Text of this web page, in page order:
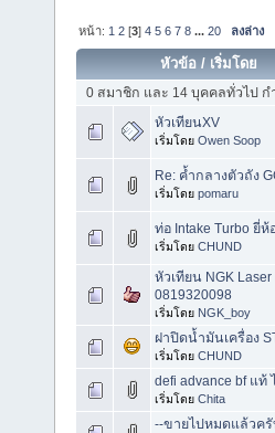
หน้า: 1 2 [3]4 5 6 7 8 ...20 ลงล่าง
หัวข้อ / เริ่มโดย
0 สมาชิก และ 14 บุคคลทั่วไป
หัวเทียนXV
เริ่มโดย Owen Soop
Re: ค้ำกลางตัวถัง
เริ่มโดย pomaru
ท่อ Intake Turbo ยี่
เริ่มโดย CHUND
หัวเทียน NGK
0819320098
เริ่มโดย NGK_boy
ฝาปิดน้ำมันเครื่อง
เริ่มโดย CHUND
defi advance bf แท้
เริ่มโดย Chita
--ขายไปหมดแล้วครั